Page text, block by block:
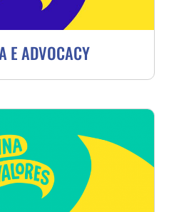
E ADVOCACY